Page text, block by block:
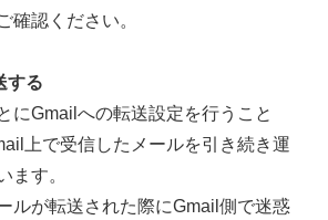
確認ください。
する
にGmailへの転送設定を行うこと
上で受信したメールを引き続き運
ます。
ルが転送された際にGmail側で迷惑